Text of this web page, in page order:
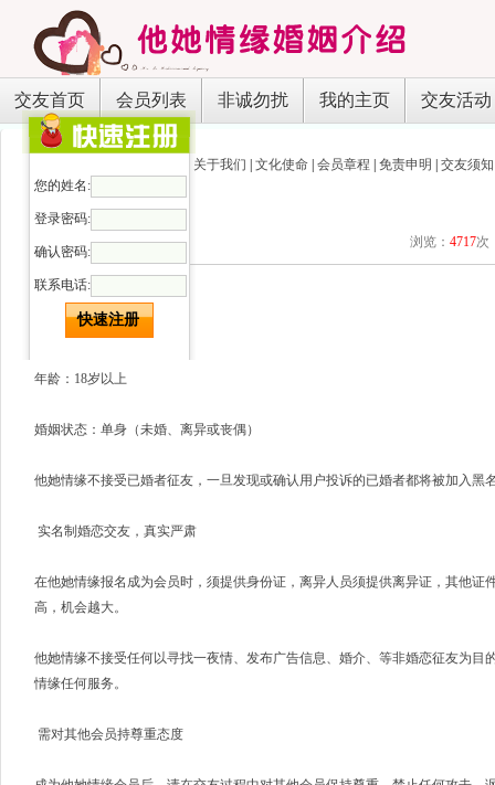
交友首页 会员列表 非诚勿扰 我的主页 交友活动
关于我们 文化使命 会员章程 免责申明 交友须知
浏览： 4717次
会员章程
会员加入要求：
年龄：18岁以上
婚姻状态：单身（未婚、离异或丧偶）
他她情缘不接受已婚者征友，一旦发现或确认用户投诉的已婚者都将被加入
实名制婚恋交友，真实严肃
在他她情缘报名成为会员时，须提供身份证，离异人员须提供离异证，其他
高，机会越大。
他她情缘不接受任何以寻找一夜情、发布广告信息、婚介、等非婚恋征友为
情缘任何服务。
需对其他会员持尊重态度
您的姓名:
登录密码:
确认密码:
联系电话: